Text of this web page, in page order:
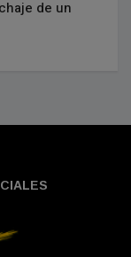
de un